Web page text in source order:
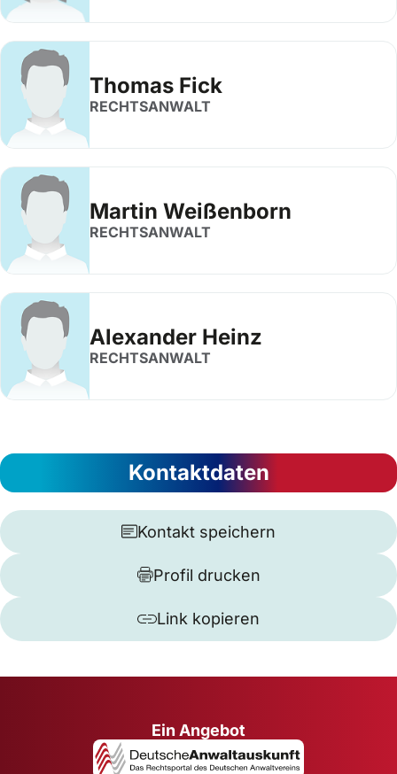
Thomas Fick
RECHTSANWALT
Martin Weißenborn
RECHTSANWALT
Alexander Heinz
RECHTSANWALT
Kontaktdaten
Kontakt speichern
Profil drucken
Link kopieren
Ein Angebot